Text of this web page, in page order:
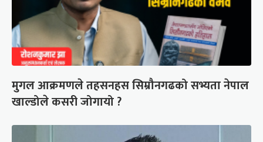
मुगल आक्रमणले तहसनहस सिम्रौनगढको सभ्यता नेपाल
खाल्डोले कसरी जोगायो ?